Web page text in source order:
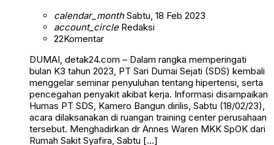
calendar_monthSabtu, 18 Feb 2023
account_circleRedaksi
22Komentar
DUMAI, detak24.com – Dalam rangka memperingati
bulan K3 tahun 2023, PT Sari Dumai Sejati (SDS) kembali
menggelar seminar penyuluhan tentang hipertensi, serta
pencegahan penyakit akibat kerja. Informasi disampaikan
Humas PT SDS, Kamero Bangun dirilis, Sabtu (18/02/23),
acara dilaksanakan di ruangan training center perusahaan
tersebut. Menghadirkan dr Annes Waren MKK SpOK dari
Rumah Sakit Syafira, Sabtu […]